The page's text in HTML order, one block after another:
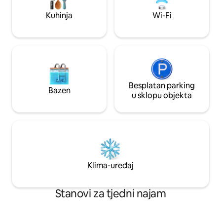
Kuhinja Wi-Fi
Bazen
Besplatan parking
u sklopu objekta
Klima-uređaj
Stanovi za tjedni najam